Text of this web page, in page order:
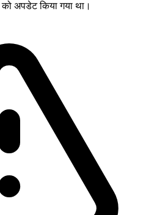
को अपडेट किया गया था।